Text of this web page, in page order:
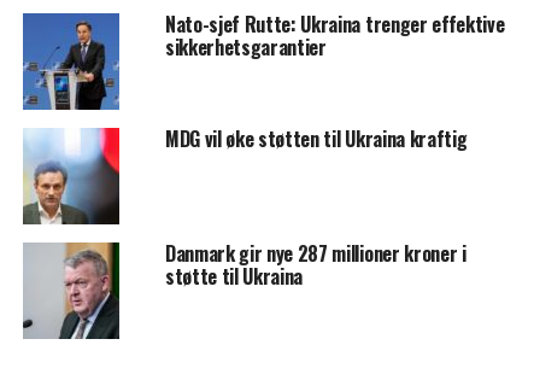
Nato-sjef Rutte: Ukraina trenger effektive
sikkerhetsgarantier
MDG vil øke støtten til Ukraina kraftig
Danmark gir nye 287 millioner kroner i
støtte til Ukraina